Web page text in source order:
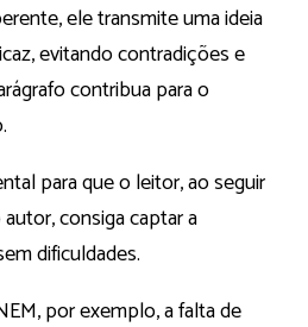
ele transmite uma ideia
evitando contradições e
contribua para o
para que o leitor, ao seguir
consiga captar a
dificuldades.
por exemplo, a falta de